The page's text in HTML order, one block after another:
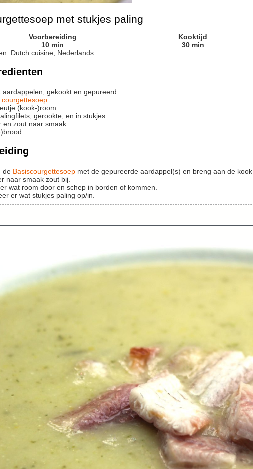
met stukjes paling
Voorbereiding
10 min
Kooktijd
30 min
Dutch cuisine, Nederlands
aardappelen, gekookt en gepureerd
courgettesoep
(kook-)room
gerookte, en in stukjes
en zout naar smaak
de Basiscourgettesoep met de gepureerde aardappel(s) en breng aan de kook.
naar smaak zout bij.
er wat room door en schep in borden of kommen.
er wat stukjes paling op/in.